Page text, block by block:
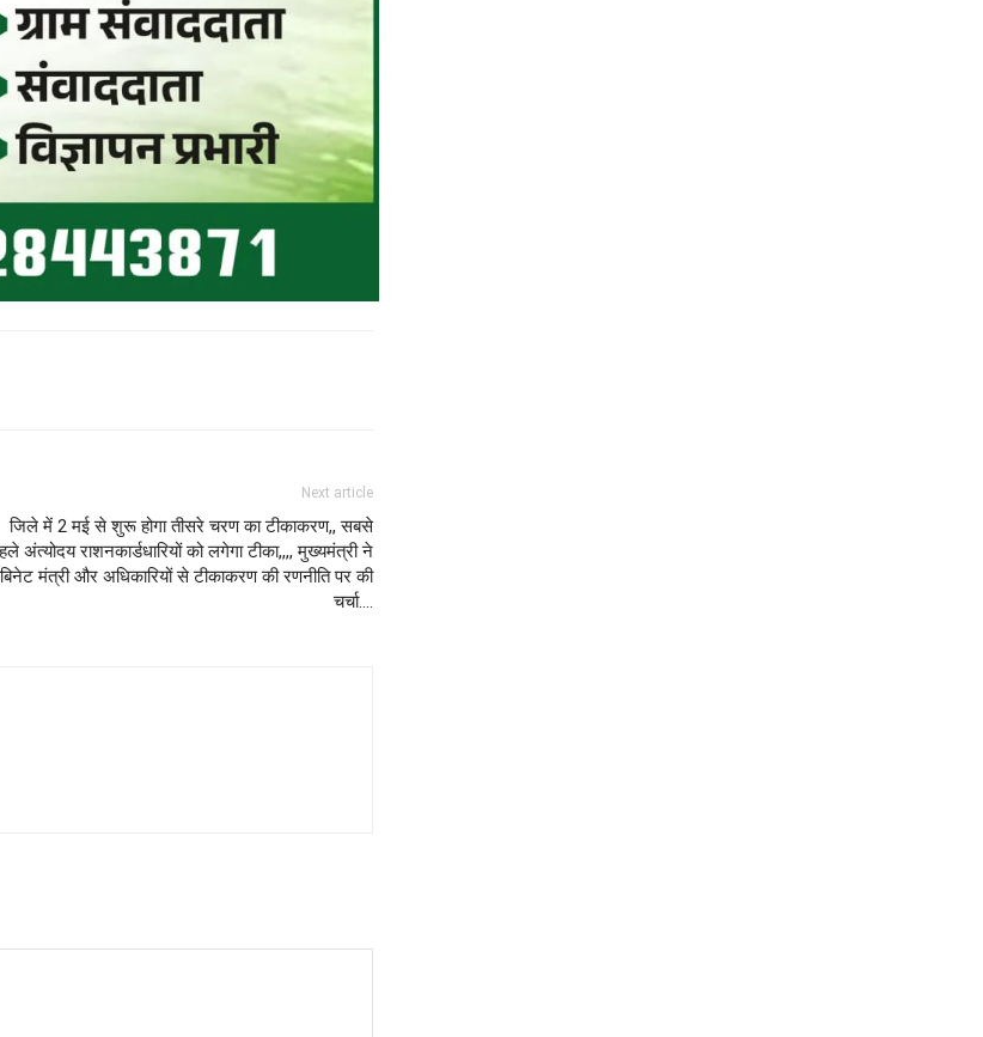
Next article
जिले में 2 मई से शुरू होगा तीसरे चरण का टीकाकरण,, सबसे
अंत्योदय राशनकार्डधारियों को लगेगा टीका,,,, मुख्यमंत्री ने
मंत्री और अधिकारियों से टीकाकरण की रणनीति पर की
चर्चा….